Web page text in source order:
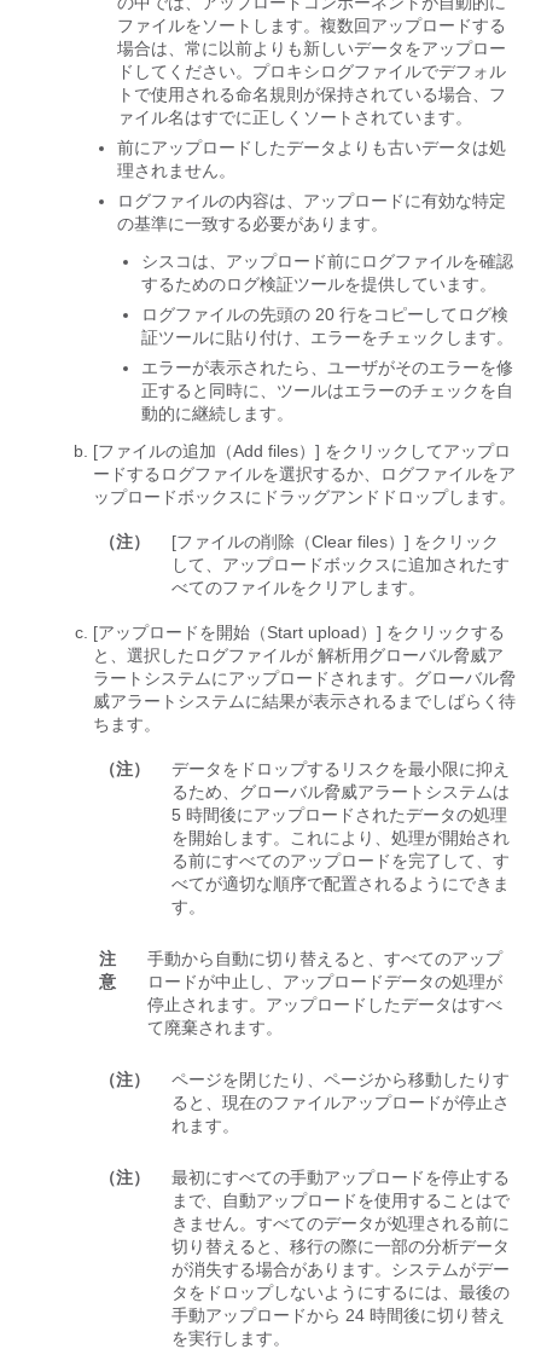
ファイルをソートします。複数回アップロードする
場合は、常に以前よりも新しいデータをアップロー
ドしてください。プロキシログファイルでデフォル
トで使用される命名規則が保持されている場合、フ
ァイル名はすでに正しくソートされています。
前にアップロードしたデータよりも古いデータは処
理されません。
ログファイルの内容は、アップロードに有効な特定
の基準に一致する必要があります。
シスコは、アップロード前にログファイルを確認
するためのログ検証ツールを提供しています。
ログファイルの先頭の 20 行をコピーしてログ検
証ツールに貼り付け、エラーをチェックします。
エラーが表示されたら、ユーザがそのエラーを修
正すると同時に、ツールはエラーのチェックを自
動的に継続します。
[ファイルの追加（Add files）] をクリックしてアップロ
ードするログファイルを選択するか、ログファイルをア
ップロードボックスにドラッグアンドドロップします。
（注） [ファイルの削除（Clear files）] をクリック
して、アップロードボックスに追加されたす
べてのファイルをクリアします。
[アップロードを開始（Start upload）] をクリックする
と、選択したログファイルが 解析用グローバル脅威ア
ラートシステムにアップロードされます。 グローバル脅
威アラートシステムに結果が表示されるまでしばらく待
ちます。
（注）
データをドロップするリスクを最小限に抑え
るため、グローバル脅威アラートシステムは
5 時間後にアップロードされたデータの処理
を開始します。これにより、処理が開始され
る前にすべてのアップロードを完了して、す
べてが適切な順序で配置されるようにできま
す。
注
意
手動から自動に切り替えると、すべてのアップ
ロードが中止し、アップロードデータの処理が
停止されます。アップロードしたデータはすべ
て廃棄されます。
（注）
ページを閉じたり、ページから移動したりす
ると、現在のファイルアップロードが停止さ
れます。
（注）
最初にすべての手動アップロードを停止する
まで、自動アップロードを使用することはで
きません。すべてのデータが処理される前に
切り替えると、移行の際に一部の分析データ
が消失する場合があります。システムがデー
タをドロップしないようにするには、最後の
手動アップロードから 24 時間後に切り替え
を実行します。